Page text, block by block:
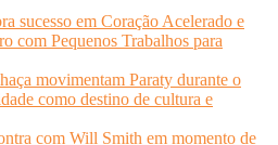
sucesso em Coração Acelerado e
com Pequenos Trabalhos para
movimentam Paraty durante o
como destino de cultura e
com Will Smith em momento de